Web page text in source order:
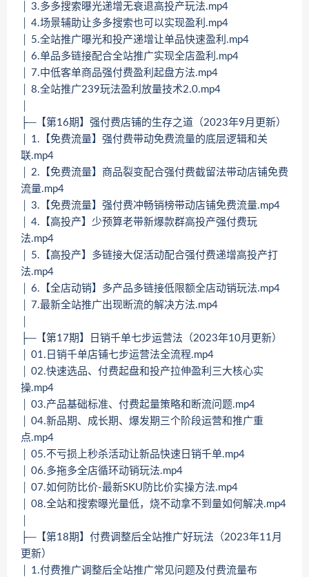
│ 3.多多搜索曝光递增无衰退高投产玩法.mp4
│ 4.场景辅助让多多搜索也可以实现盈利.mp4
│ 5.全站推广曝光和投产递增让单品快速盈利.mp4
│ 6.单品多链接配合全站推广实现全店盈利.mp4
│ 7.中低客单商品强付费盈利起盘方法.mp4
│ 8.全站推广239玩法盈利放量技术2.0.mp4
├─【第16期】强付费店铺的生存之道（2023年9月更新）
│ 1.【免费流量】强付费带动免费流量的底层逻辑和关
联.mp4
│ 2.【免费流量】商品裂变配合强付费截留法带动店铺免费
流量.mp4
│ 3.【免费流量】强付费冲畅销榜带动店铺免费流量.mp4
│ 4.【高投产】少预算老带新爆款群高投产强付费玩
法.mp4
│ 5.【高投产】多链接大促活动配合强付费递增高投产打
法.mp4
│ 6.【全店动销】多产品多链接低限额全店动销玩法.mp4
│ 7.最新全站推广出现断流的解决方法.mp4
├─【第17期】日销千单七步运营法（2023年10月更新）
│ 01.日销千单店铺七步运营法全流程.mp4
│ 02.快速选品、付费起盘和投产拉伸盈利三大核心实
操.mp4
│ 03.产品基础标准、付费起量策略和断流问题.mp4
│ 04.新品期、成长期、爆发期三个阶段运营和推广重
点.mp4
│ 05.不亏损上秒杀活动让新品快速日销千单.mp4
│ 06.多拖多全店循环动销玩法.mp4
│ 07.如何防比价-最新SKU防比价实操方法.mp4
│ 08.全站和搜索曝光量低，烧不动拿不到量如何解决.mp4
├─【第18期】付费调整后全站推广好玩法（2023年11月
更新）
│ 1.付费推广调整后全站推广常见问题及付费流量布